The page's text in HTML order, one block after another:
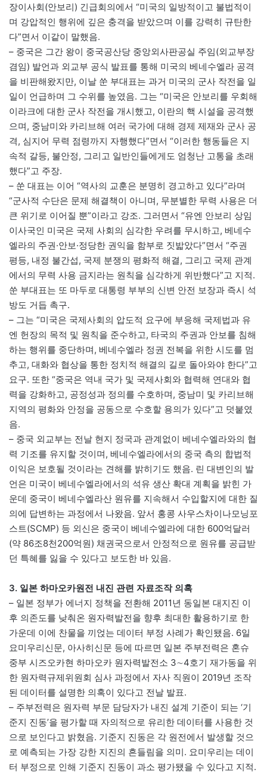
장이사회(안보리) 긴급회의에서 “미국의 일방적이고 불법적이
며 강압적인 행위에 깊은 충격을 받았으며 이를 강력히 규탄한
다”면서 이같이 말했음.
– 중국은 그간 왕이 중국공산당 중앙외사판공실 주임(외교부장
겸임) 발언과 외교부 공식 발표를 통해 미국의 베네수엘라 공격
을 비판해왔지만, 이날 쑨 부대표는 과거 미국의 군사 작전을 일
일이 언급하며 그 수위를 높였음. 그는 “미국은 안보리를 우회해
이라크에 대한 군사 작전을 개시했고, 이란의 핵 시설을 공격했
으며, 중남미와 카리브해 여러 국가에 대해 경제 제재와 군사 공
격, 심지어 무력 점령까지 자행했다”면서 “이러한 행동들은 지
속적 갈등, 불안정, 그리고 일반인들에게도 엄청난 고통을 초래
했다”고 주장.
– 쑨 대표는 이어 “역사의 교훈은 분명히 경고하고 있다”라며
“군사적 수단은 문제 해결책이 아니며, 무분별한 무력 사용은 더
큰 위기로 이어질 뿐”이라고 강조. 그러면서 “유엔 안보리 상임
이사국인 미국은 국제 사회의 심각한 우려를 무시하고, 베네수
엘라의 주권·안보·정당한 권익을 함부로 짓밟았다”면서 “주권
평등, 내정 불간섭, 국제 분쟁의 평화적 해결, 그리고 국제 관계
에서의 무력 사용 금지라는 원칙을 심각하게 위반했다”고 지적.
쑨 부대표는 또 마두로 대통령 부부의 신변 안전 보장과 즉시 석
방도 거듭 촉구.
– 그는 “미국은 국제사회의 압도적 요구에 부응해 국제법과 유
엔 헌장의 목적 및 원칙을 준수하고, 타국의 주권과 안보를 침해
하는 행위를 중단하며, 베네수엘라 정권 전복을 위한 시도를 멈
추고, 대화와 협상을 통한 정치적 해결의 길로 돌아와야 한다”고
요구. 또한 “중국은 역내 국가 및 국제사회와 협력해 연대와 협
력을 강화하고, 공정성과 정의를 수호하며, 중남미 및 카리브해
지역의 평화와 안정을 공동으로 수호할 용의가 있다”고 덧붙였
음.
– 중국 외교부는 전날 현지 정국과 관계없이 베네수엘라와의 협
력 기조를 유지할 것이며, 베네수엘라에서의 중국 측의 합법적
이익은 보호될 것이라는 견해를 밝히기도 했음. 린 대변인의 발
언은 미국이 베네수엘라에서의 석유 생산 확대 계획을 밝힌 가
운데 중국이 베네수엘라산 원유를 지속해서 수입할지에 대한 질
의에 답변하는 과정에서 나왔음. 앞서 홍콩 사우스차이나모닝포
스트(SCMP) 등 외신은 중국이 베네수엘라에 대한 600억달러
(약 86조8천200억원) 채권국으로서 안정적으로 원유를 공급받
던 특혜를 잃을 수 있다고 보도한 바 있음.
3. 일본 하마오카원전 내진 관련 자료조작 의혹
– 일본 정부가 에너지 정책을 전환해 2011년 동일본 대지진 이
후 의존도를 낮춰온 원자력발전을 향후 최대한 활용하기로 한
가운데 이에 찬물을 끼얹는 데이터 부정 사례가 확인됐음. 6일
요미우리신문, 아사히신문 등에 따르면 일본 주부전력은 혼슈
중부 시즈오카현 하마오카 원자력발전소 3∼4호기 재가동을 위
한 원자력규제위원회 심사 과정에서 자사 직원이 2019년 조작
된 데이터를 설명한 의혹이 있다고 전날 발표.
– 주부전력은 원자력 부문 담당자가 내진 설계 기준이 되는 ‘기
준지 진동’을 평가할 때 자의적으로 유리한 데이터를 사용한 것
으로 보인다고 밝혔음. 기준지 진동은 각 원전에서 발생할 것으
로 예측되는 가장 강한 지진의 흔들림을 의미. 요미우리는 데이
터 부정으로 인해 기준지 진동이 과소 평가됐을 수 있다고 지적.